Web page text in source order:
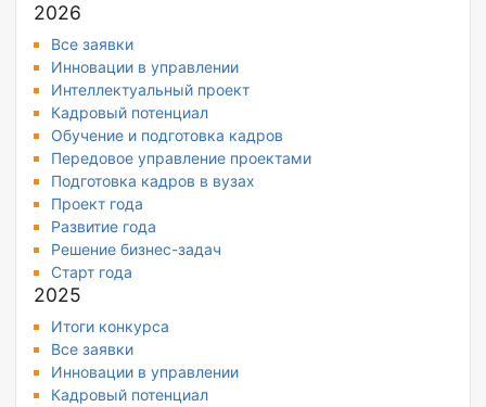
2026
Все заявки
Инновации в управлении
Интеллектуальный проект
Кадровый потенциал
Обучение и подготовка кадров
Передовое управление проектами
Подготовка кадров в вузах
Проект года
Развитие года
Решение бизнес-задач
Старт года
2025
Итоги конкурса
Все заявки
Инновации в управлении
Кадровый потенциал